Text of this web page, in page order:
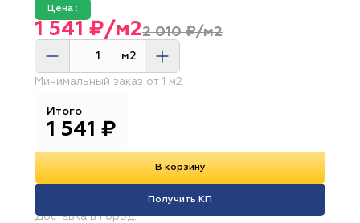
Цена :
2 010 ₽/м2
1 541 ₽/м2
м2
Минимальный заказ от 1 м2
Итого
1 541 ₽
В корзину
Получить КП
Доставка в город: